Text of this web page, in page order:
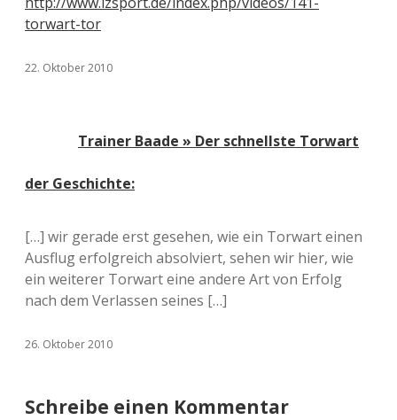
torwart-tor
22. Oktober 2010
Trainer Baade » Der schnellste Torwart
der Geschichte:
[…] wir gerade erst gesehen, wie ein Torwart einen
Ausflug erfolgreich absolviert, sehen wir hier, wie
ein weiterer Torwart eine andere Art von Erfolg
nach dem Verlassen seines […]
26. Oktober 2010
Schreibe einen Kommentar